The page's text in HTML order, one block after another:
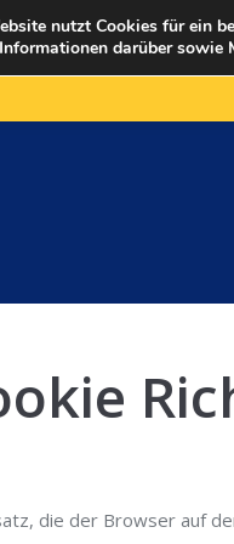
HOME
die der Browser auf
nutzt Cookies für ein
darüber sowie